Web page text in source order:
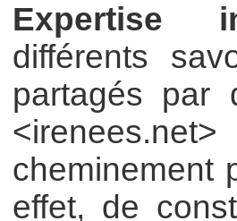
Expertise
différents
partagés par
cheminement
effet, de